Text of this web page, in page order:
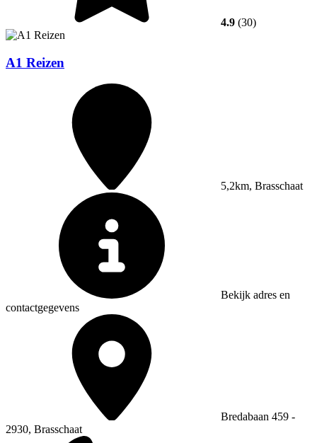
4.9 (30)
A1 Reizen
5,2km, Brasschaat
Bekijk adres en
contactgegevens
Bredabaan 459 -
2930, Brasschaat